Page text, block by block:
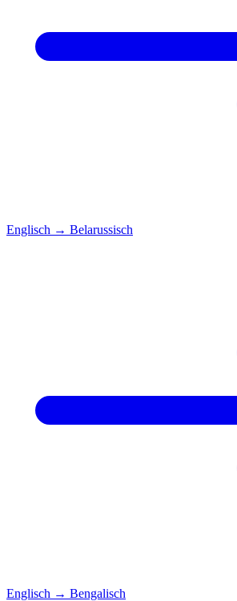
Englisch → Belarussisch
Englisch → Bengalisch